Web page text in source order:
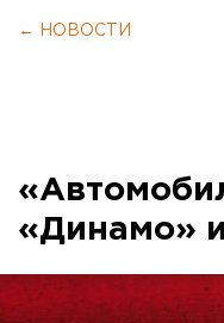
← НОВОСТИ
«Динамо»